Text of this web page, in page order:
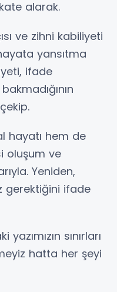
alarak.
ve zihni kabiliyeti
yansıtma
ifade
hayatı hem de
oluşum ve
Yeniden,
gerektiğini ifade
sınırları
hatta her şeyi